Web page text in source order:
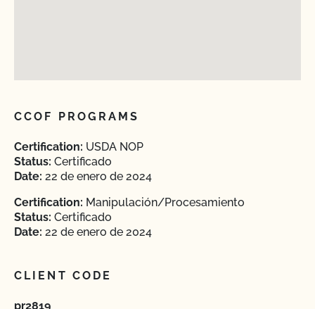
CCOF PROGRAMS
Certification: USDA NOP
Status: Certificado
Date: 22 de enero de 2024
Certification: Manipulación/Procesamiento
Status: Certificado
Date: 22 de enero de 2024
CLIENT CODE
pr2819